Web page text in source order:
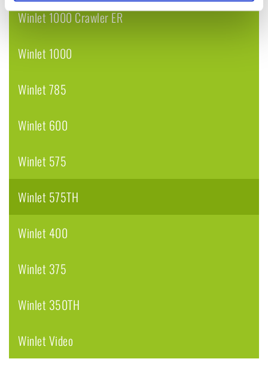
Winlet 1000 Crawler ER
Winlet 1000
Winlet 785
Winlet 600
Winlet 575
Winlet 575TH
Winlet 400
Winlet 375
Winlet 350TH
Winlet Video